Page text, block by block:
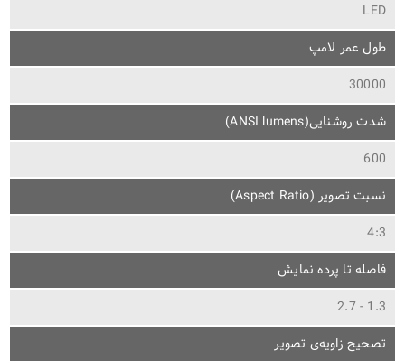
LED
طول عمر لامپ
30000
شدت روشنایی(ANSI lumens)
600
نسبت تصویر (Aspect Ratio)
4:3
فاصله تا پرده نمایش
1.3 - 2.7
تصحیح زاویه‌ی تصویر